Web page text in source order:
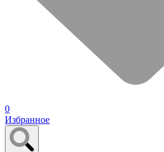
0
Избранное